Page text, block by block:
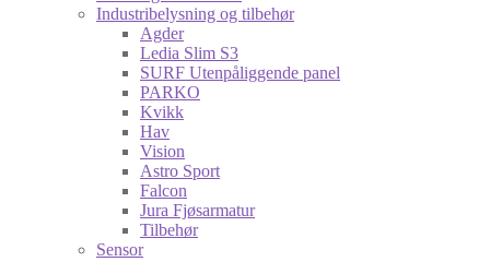
Industribelysning og tilbehør
Agder
Ledia Slim S3
SURF Utenpåliggende panel
PARKO
Kvikk
Hav
Vision
Astro Sport
Falcon
Jura Fjøsarmatur
Tilbehør
Sensor